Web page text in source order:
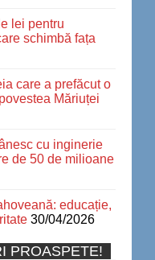
lei pentru
schimbă fața
care a prefăcut o
Măriuței
cu inginerie
de 50 de milioane
educație,
30/04/2026
PROASPETE!